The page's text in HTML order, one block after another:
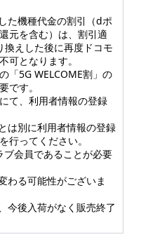
た機種代金の割引（dポ
元を含む）は、割引適
換えした後に再度ドコモ
可となります。
「5G WELCOME割」の
です。
て、利用者情報の登録
は別に利用者情報の登録
行ってください。
会員であることが必要
わる可能性がございま
今後入荷がなく販売終了